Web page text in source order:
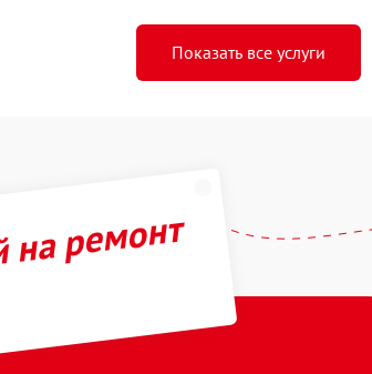
Показать все услуги
ремонт